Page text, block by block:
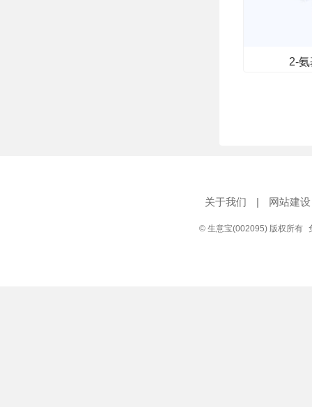
2-
关于我们 | 网站建设
© 生意宝(002095) 版权所有